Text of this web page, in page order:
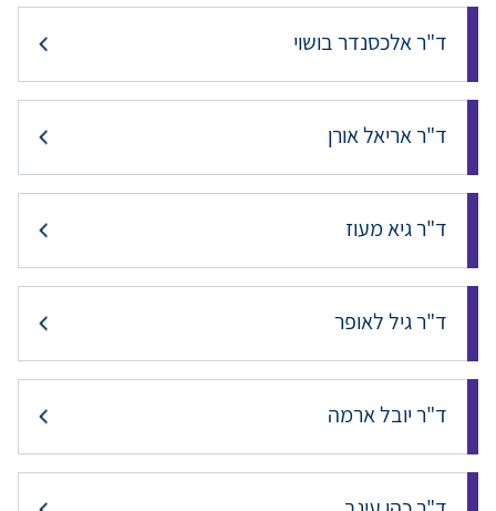
ד"ר אלכסנדר בושוי
ד"ר אריאל אורן
ד"ר גיא מעוז
ד"ר גיל לאופר
ד"ר יובל ארמה